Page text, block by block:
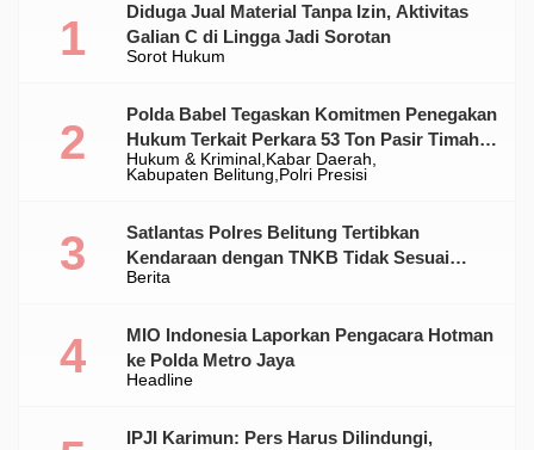
Sorot Hukum
Diduga Jual Material Tanpa Izin, Aktivitas
Galian C di Lingga Jadi Sorotan
Hukum & Kriminal Kabar Daerah
Kabupaten Belitung Polri Presisi
Polda Babel Tegaskan Komitmen Penegakan
Hukum Terkait Perkara 53 Ton Pasir Timah
Ilegal Di Belitung
Berita
Satlantas Polres Belitung Tertibkan
Kendaraan dengan TNKB Tidak Sesuai
Standar
Headline
MIO Indonesia Laporkan Pengacara Hotman
ke Polda Metro Jaya
IPJI Karimun: Pers Harus Dilindungi,